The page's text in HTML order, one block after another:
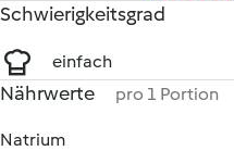
Schwierigkeitsgrad
einfach
Nährwerte pro 1 Portion
Natrium